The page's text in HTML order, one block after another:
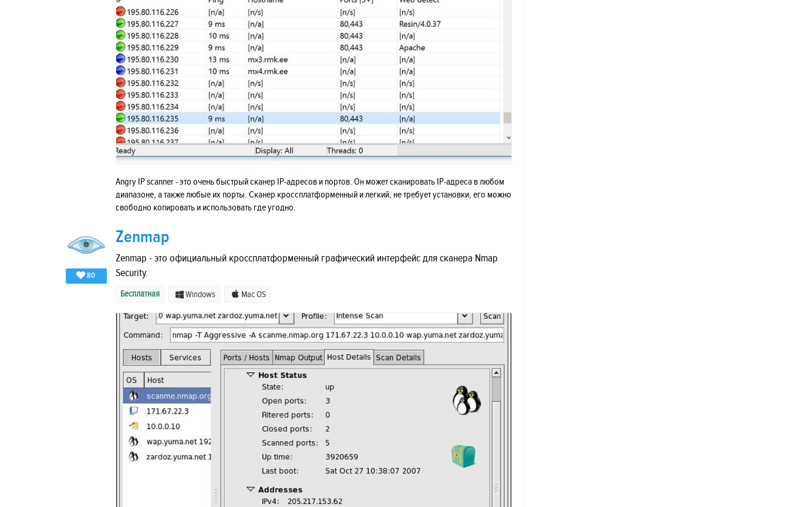
Angry IP scanner - это очень быстрый сканер IP-адресов и портов. Он может сканировать IP-адреса в любом
диапазоне, а также любые их порты. Сканер кроссплатформенный и легкий, не требует установки, его можно
свободно копировать и использовать где угодно.
80
Zenmap
Zenmap - это официальный кроссплатформенный графический интерфейс для сканера Nmap
Security.
Бесплатная Windows Mac OS